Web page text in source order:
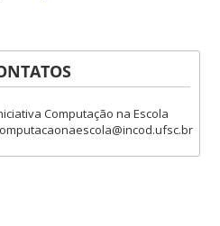
Computação na Escola